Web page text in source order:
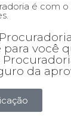
é com
para você
da